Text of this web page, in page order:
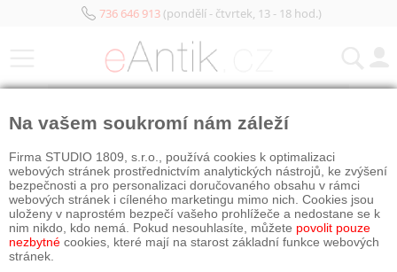
736 646 913(pondělí - čtvrtek, 13 - 18 hod.)
Na vašem soukromí nám záleží
Firma STUDIO 1809, s.r.o., používá cookies k optimalizaci
webových stránek prostřednictvím analytických nástrojů, ke zvýšení
bezpečnosti a pro personalizaci doručovaného obsahu v rámci
webových stránek i cíleného marketingu mimo nich. Cookies jsou
uloženy v naprostém bezpečí vašeho prohlížeče a nedostane se k
nim nikdo, kdo nemá. Pokud nesouhlasíte, můžete povolit pouze
nezbytné cookies, které mají na starost základní funkce webových
stránek.